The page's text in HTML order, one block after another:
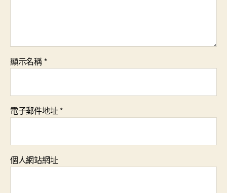
顯示名稱*
電子郵件地址*
個人網站網址